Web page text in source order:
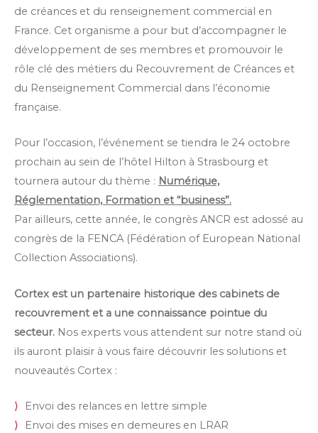
de créances et du renseignement commercial en
France. Cet organisme a pour but d’accompagner le
développement de ses membres et promouvoir le
rôle clé des métiers du Recouvrement de Créances et
du Renseignement Commercial dans l’économie
française.
Pour l’occasion, l’événement se tiendra le 24 octobre
prochain au sein de l’hôtel Hilton à Strasbourg et
tournera autour du thème : Numérique,
Réglementation, Formation et “business”.
Par ailleurs, cette année, le congrès ANCR est adossé au
congrès de la FENCA (Fédération of European National
Collection Associations).
Cortex est un partenaire historique des cabinets de
recouvrement et a une connaissance pointue du
secteur. Nos experts vous attendent sur notre stand où
ils auront plaisir à vous faire découvrir les solutions et
nouveautés Cortex :
Envoi des relances en lettre simple
Envoi des mises en demeures en LRAR